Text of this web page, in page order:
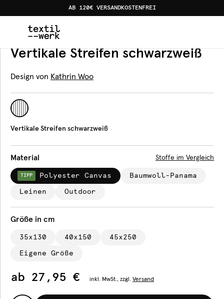
AB 120€ VERSANDKOSTENFREI
Produkte Tischläufer Vertikale Streifen
Tischläufer
Vertikale Streifen schwarzweiß
Design von Kathrin Woo
Vertikale Streifen schwarzweiß
Material Stoffe im Vergleich
TIPP Polyester Canvas Baumwoll-Panama
Leinen Outdoor
Größe in cm
35x130 40x150 45x250
Eigene Größe
ab 27,95 € inkl. MwSt., zzgl. Versand